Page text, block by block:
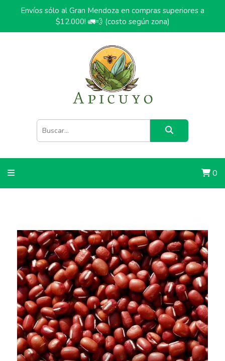
Envíos sólo al Gran Mendoza en compras superiores a
$12.000! 🚛💨 (costo según zona)
0